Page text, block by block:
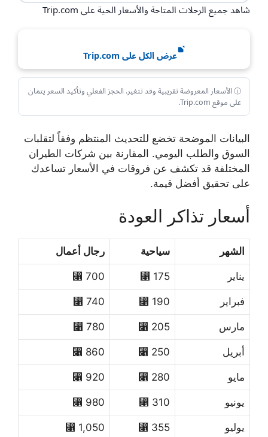
شاهد جميع الرحلات المتاحة والأسعار الحية على Trip.com
عرض الكل على Trip.com
ⓘ الأسعار المعروضة تقريبية وقد تتغير. الحجز الفعلي وتأكيد السعر يتمان
على موقع Trip.com.
البيانات الموضحة تخضع للتحديث المنتظم وفقاً لتقلبات
السوق والطلب اليومي. المقارنة بين شركات الطيران
المختلفة قد تكشف عن فروقات في الأسعار تساعدك
على تحقيق أفضل قيمة.
أسعار تذاكر العودة
الشهر سياحية رجال أعمال
يناير 175 ⃁
700 ⃁
فبراير 190 ⃁
740 ⃁
مارس 205 ⃁
780 ⃁
أبريل 250 ⃁
860 ⃁
مايو 280 ⃁
920 ⃁
يونيو 310 ⃁
980 ⃁
يوليو 355 ⃁
1,050 ⃁